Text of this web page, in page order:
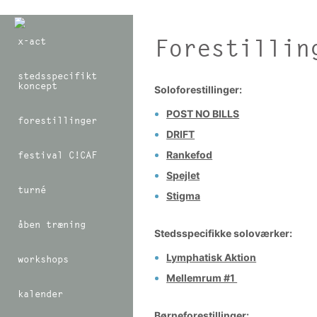
x-act
stedsspecifikt
koncept
forestillinger
festival C!CAF
turné
åben træning
workshops
kalender
Soloforestillinger:
POST NO BILLS
DRIFT
Rankefod
Spejlet
Stigma
Stedsspecifikke soloværker:
Lymphatisk Aktion
Mellemrum #1